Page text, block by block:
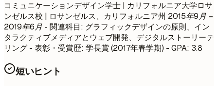
コミュニケーションデザイン学士 | カリフォルニア大学ロサ
ンゼルス校 | ロサンゼルス、カリフォルニア州 2015年9月 –
2019年6月 - 関連科目: グラフィックデザインの原則、イン
タラクティブメディアとウェブ開発、デジタルストーリーテ
リング - 表彰・受賞歴: 学長賞 (2017年春学期) - GPA: 3.8
短いヒント